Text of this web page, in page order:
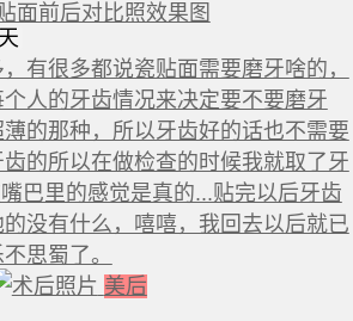
面前后对比照效果图
有很多都说瓷贴面需要磨牙啥的，
人的牙齿情况来决定要不要磨牙
的那种，所以牙齿好的话也不需要
的所以在做检查的时候我就取了牙
巴里的感觉是真的...贴完以后牙齿
没有什么，嘻嘻，我回去以后就已
思蜀了。
美后